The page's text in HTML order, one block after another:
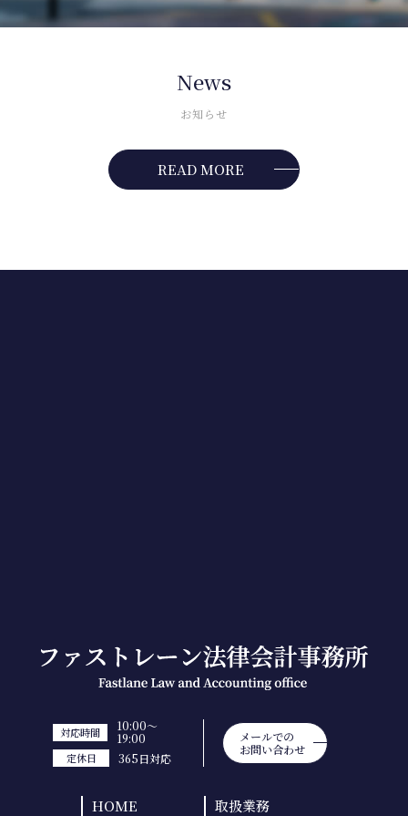
News
お知らせ
READ MORE
対応時間
10:00～
19:00
定休日 365日対応
メールでの
お問い合わせ
HOME 取扱業務